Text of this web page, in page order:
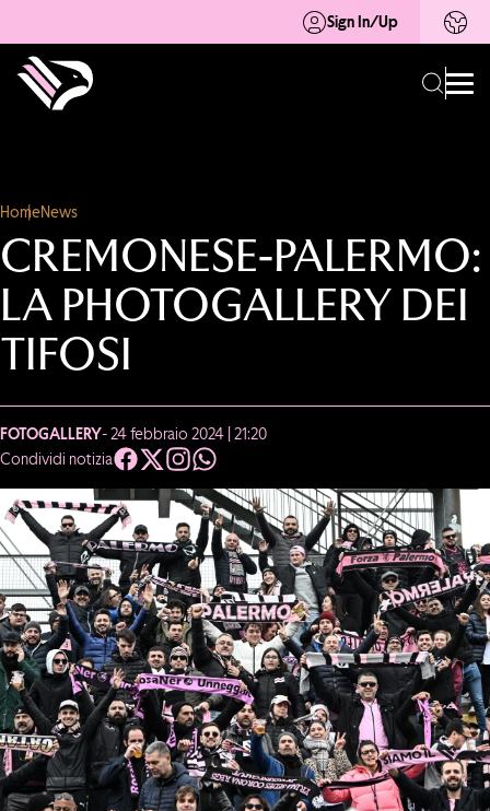
Sign In/Up
HomeNews
CREMONESE-PALERMO:
LA PHOTOGALLERY DEI
TIFOSI
FOTOGALLERY- 24 febbraio 2024 | 21:20
Condividi notizia